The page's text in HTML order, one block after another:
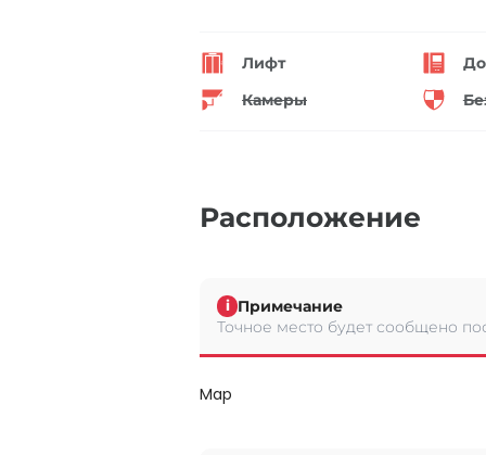
Лифт
Камеры
Расположение
i Примечание
Точное место будет сообщено
Map